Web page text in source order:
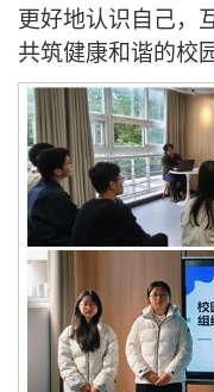
更好地认识自己，
共筑健康和谐的校